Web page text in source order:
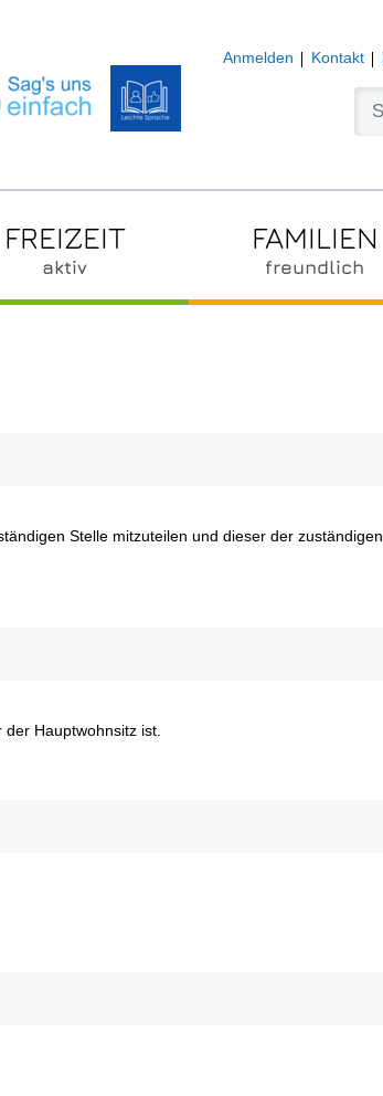
Anmelden Kontakt
FREIZEIT
aktiv
FAMILIEN
freundlich
Stelle mitzuteilen und dieser der zuständigen
Hauptwohnsitz ist.